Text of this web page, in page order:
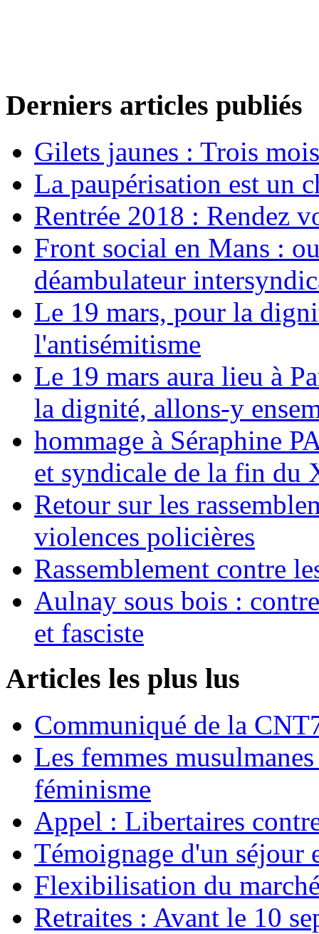
Derniers articles publiés
Gilets jaunes : Trois
La paupérisation est un
Rentrée 2018 : Rendez
Front social en Mans :
déambulateur
Le 19 mars, pour la
l'antisémitisme
Le 19 mars aura lieu à
la dignité, allons-y
hommage à Séraphine
et syndicale de la fin du
Retour sur les
violences policières
Rassemblement contre
Aulnay sous bois :
et fasciste
Articles les plus lus
Communiqué de la
Les femmes
féminisme
Appel : Libertaires
Témoignage d'un séjour
Flexibilisation du
Retraites : Avant le 10